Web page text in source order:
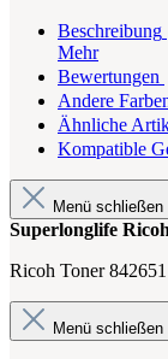
Beschreibung
Mehr
Bewertungen
Andere
Ähnliche
Kompatible
Menü schließen
Superlonglife
Ricoh Toner
Menü schließen